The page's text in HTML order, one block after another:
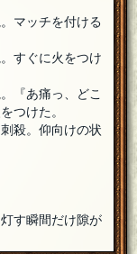
でしたかー。天童
しかったです。[18
すが楽しかった
ペースだったので
マッチを付ける
すぐに火をつけ
『あ痛っ、どこ
つけた。
殺。仰向けの状
す瞬間だけ隙が